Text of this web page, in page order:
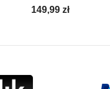
Cena
149,99 zł